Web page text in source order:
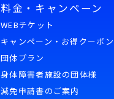
料金・キャンペーン
WEBチケット
キャンペーン・お得クーポン
団体プラン
身体障害者施設の団体様
減免申請書のご案内